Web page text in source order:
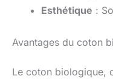
Esthétique :
Avantages du coton
Le coton biologique,